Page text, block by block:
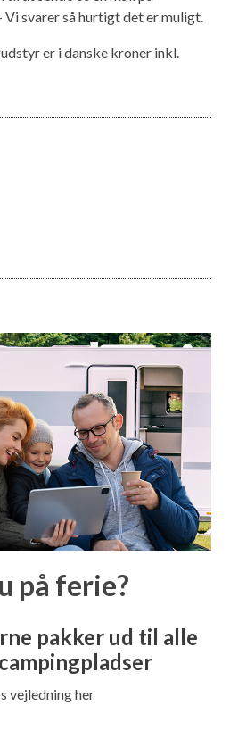
svarer så hurtigt det er muligt.
er i danske kroner inkl.
på ferie?
pakker ud til alle
vejledning her